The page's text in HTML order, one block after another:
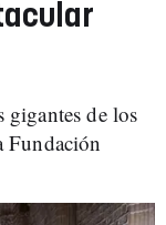
gigantes de los
Fundación